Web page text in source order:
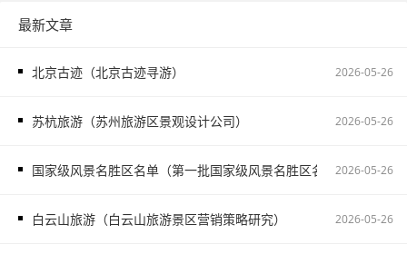
最新文章
北京古迹（北京古迹寻游） 2026-05-26
苏杭旅游（苏州旅游区景观设计公司） 2026-05-26
国家级风景名胜区名单（第一批国家级风景名胜区名单）2026-05-26
白云山旅游（白云山旅游景区营销策略研究） 2026-05-26